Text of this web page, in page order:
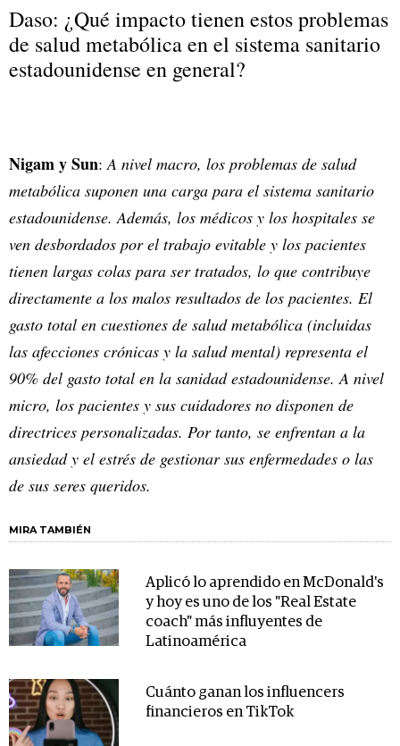
Daso: ¿Qué impacto tienen estos problemas
de salud metabólica en el sistema sanitario
estadounidense en general?
Nigam y Sun: A nivel macro, los problemas de salud
metabólica suponen una carga para el sistema sanitario
estadounidense. Además, los médicos y los hospitales se
ven desbordados por el trabajo evitable y los pacientes
tienen largas colas para ser tratados, lo que contribuye
directamente a los malos resultados de los pacientes. El
gasto total en cuestiones de salud metabólica (incluidas
las afecciones crónicas y la salud mental) representa el
90% del gasto total en la sanidad estadounidense. A nivel
micro, los pacientes y sus cuidadores no disponen de
directrices personalizadas. Por tanto, se enfrentan a la
ansiedad y el estrés de gestionar sus enfermedades o las
de sus seres queridos.
MIRA TAMBIÉN
Aplicó lo aprendido en McDonald's
y hoy es uno de los "Real Estate
coach" más influyentes de
Latinoamérica
Cuánto ganan los influencers
financieros en TikTok